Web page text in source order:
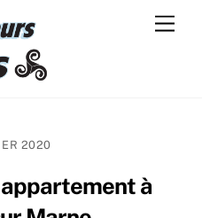
2020
appartement à